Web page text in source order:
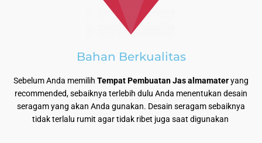
Bahan Berkualitas
Sebelum Anda memilih Tempat Pembuatan Jas almamateryang
recommended, sebaiknya terlebih dulu Anda menentukan desain
seragam yang akan Anda gunakan. Desain seragam sebaiknya
tidak terlalu rumit agar tidak ribet juga saat digunakan